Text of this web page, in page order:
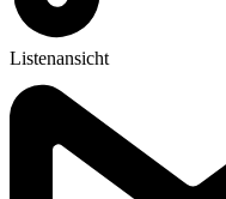
Listenansicht